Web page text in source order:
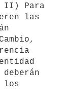
II) Para
las
los